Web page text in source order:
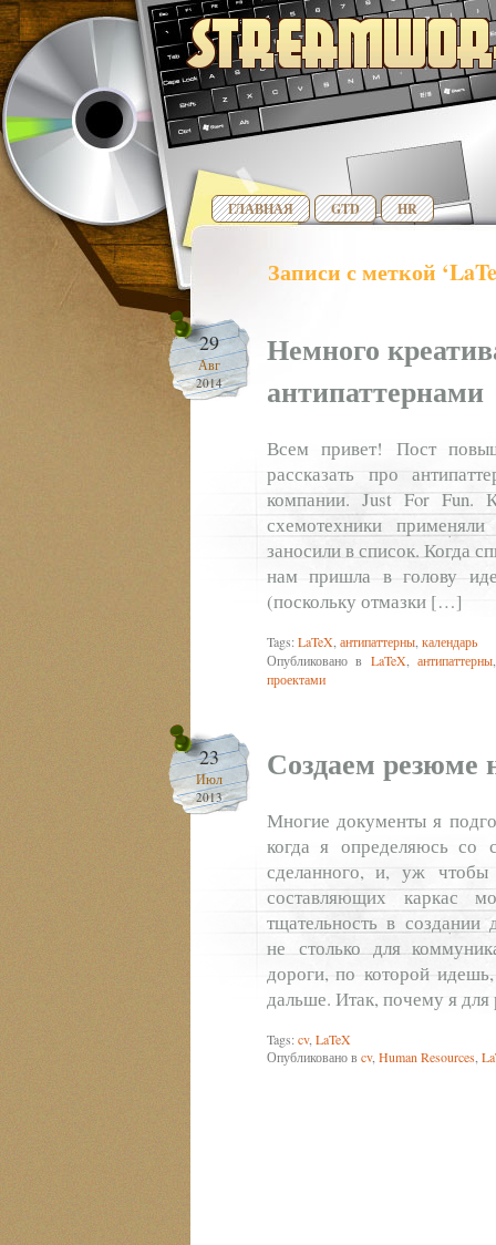
ГЛАВНАЯ GTD HR
Записи с меткой
29
Авг
2014
Немного
антипаттернами
Всем привет! Пост
рассказать про
компании. Just For Fun.
схемотехники
заносили в список. Когда
нам пришла в голову
(поскольку отмазки […]
Tags: LaTeX антипаттерны календарь
Опубликовано в LaTeX ,антипаттерны
проектами
23
Июл
2013
Создаем
Многие документы я
когда я определяюсь со
сделанного, и, уж
составляющих каркас
тщательность в создании
не столько для
дороги, по которой
дальше. Итак, почему я
Tags: cv, LaTeX
Опубликовано вcv, Human Resources